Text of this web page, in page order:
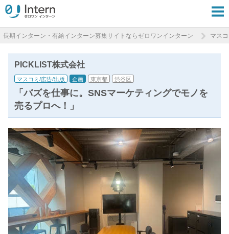
長期インターン・有給インターン募集サイトならゼロワンインターン マス
PICKLIST株式会社
マスコミ/広告/出版 企画 東京都 渋谷区
「バズを仕事に。SNSマーケティングでモノを
売るプロへ！」